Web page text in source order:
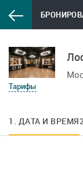
Тарифы
1. ДАТА И ВРЕМЯ